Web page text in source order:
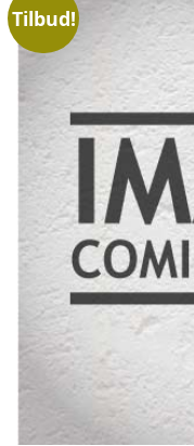
Tilbud!